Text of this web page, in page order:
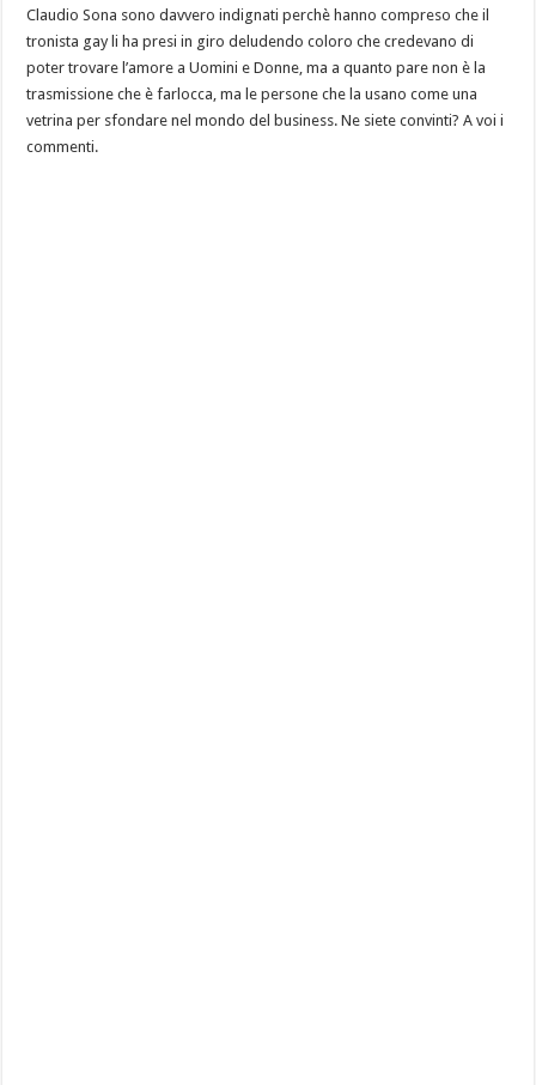
Claudio Sona sono davvero indignati perchè hanno compreso che il
tronista gay li ha presi in giro deludendo coloro che credevano di
poter trovare l’amore a Uomini e Donne, ma a quanto pare non è la
trasmissione che è farlocca, ma le persone che la usano come una
vetrina per sfondare nel mondo del business. Ne siete convinti? A voi i
commenti.